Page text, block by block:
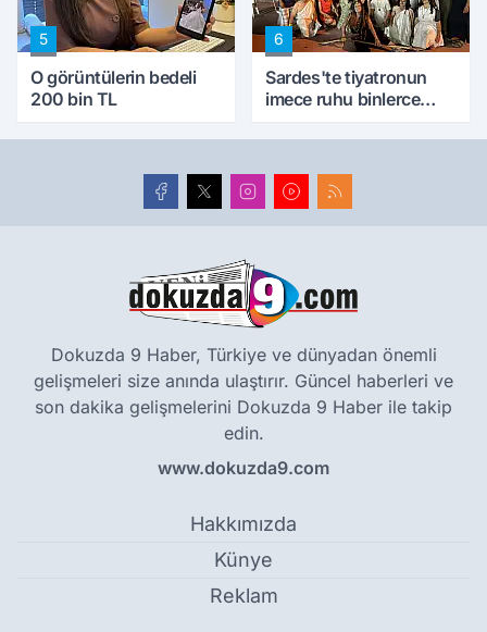
5
O görüntülerin bedeli
200 bin TL
6
Sardes'te tiyatronun
imece ruhu binlerce
Dokuzda 9 Haber, Türkiye ve dünyadan önemli
gelişmeleri size anında ulaştırır. Güncel haberleri ve
son dakika gelişmelerini Dokuzda 9 Haber ile takip
edin.
www.dokuzda9.com
Hakkımızda
Künye
Reklam